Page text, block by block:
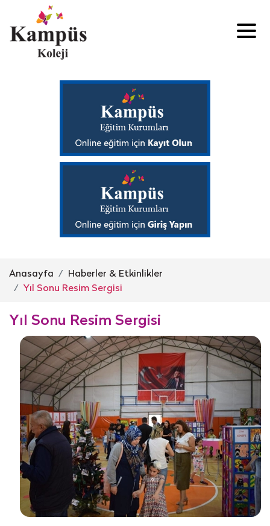
Anasayfa
Haberler & Etkinlikler
Yıl Sonu Resim Sergisi
Yıl Sonu Resim Sergisi